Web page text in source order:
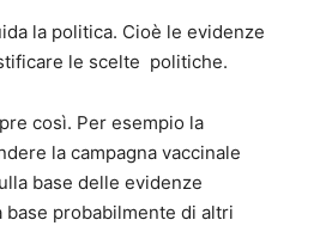
la politica. Cioè le evidenze
le scelte politiche.
così. Per esempio la
la campagna vaccinale
base delle evidenze
probabilmente di altri